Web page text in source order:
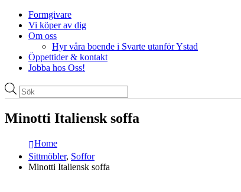
Formgivare
Vi köper av dig
Om oss
Hyr våra boende i Svarte utanför Ystad
Öppettider & kontakt
Jobba hos Oss!
Produktsökning
Minotti Italiensk soffa
Home
Sittmöbler, Soffor
Minotti Italiensk soffa